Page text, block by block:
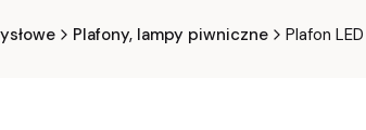
Plafony, lampy piwniczne Plafon